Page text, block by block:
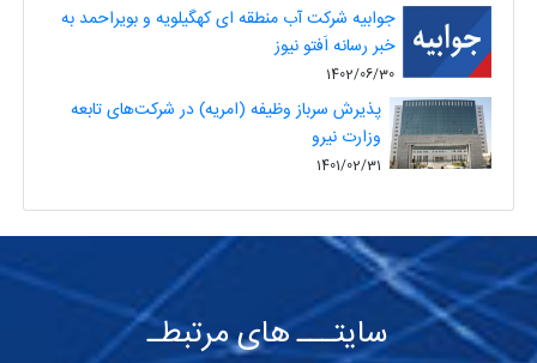
جوابیه شرکت آب منطقه ای کهگیلویه و بویراحمد به
خبر رسانه اَفتو نیوز
1402/06/30
پذیرش سرباز وظیفه (امریه) در شرکت‌های تابعه
وزارت نیرو
1401/02/31
سایتـــ های مرتبطـ